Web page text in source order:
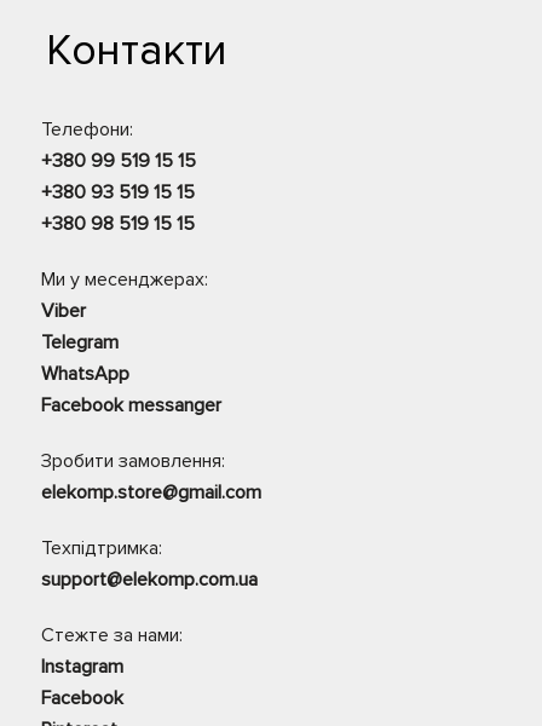
Контакти
Телефони:
+380 99 519 15 15
+380 93 519 15 15
+380 98 519 15 15
Ми у месенджерах:
Viber
Telegram
WhatsApp
Facebook messanger
Зробити замовлення:
elekomp.store@gmail.com
Техпідтримка:
support@elekomp.com.ua
Стежте за нами:
Instagram
Facebook